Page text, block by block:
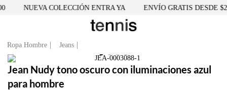
NUEVA COLECCIÓN ENTRA YA ENVÍO GRATIS DESDE
Ropa Hombre Jeans
Jean Nudy tono oscuro con iluminaciones azul
para hombre